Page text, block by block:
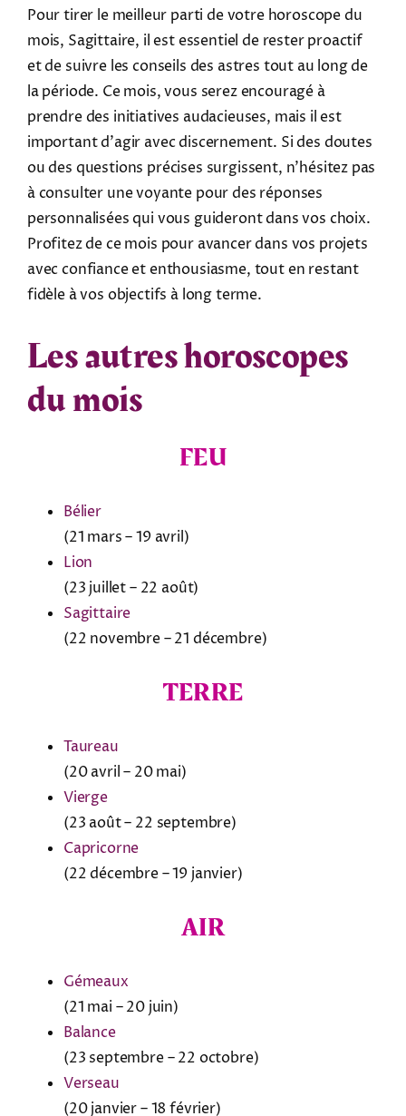
Pour tirer le meilleur parti de votre horoscope du
mois, Sagittaire, il est essentiel de rester proactif
et de suivre les conseils des astres tout au long de
la période. Ce mois, vous serez encouragé à
prendre des initiatives audacieuses, mais il est
important d’agir avec discernement. Si des doutes
ou des questions précises surgissent, n’hésitez pas
à consulter une voyante pour des réponses
personnalisées qui vous guideront dans vos choix.
Profitez de ce mois pour avancer dans vos projets
avec confiance et enthousiasme, tout en restant
fidèle à vos objectifs à long terme.
Les autres horoscopes
du mois
FEU
Bélier
(21 mars – 19 avril)
Lion
(23 juillet – 22 août)
Sagittaire
(22 novembre – 21 décembre)
TERRE
Taureau
(20 avril – 20 mai)
Vierge
(23 août – 22 septembre)
Capricorne
(22 décembre – 19 janvier)
AIR
Gémeaux
(21 mai – 20 juin)
Balance
(23 septembre – 22 octobre)
Verseau
(20 janvier – 18 février)